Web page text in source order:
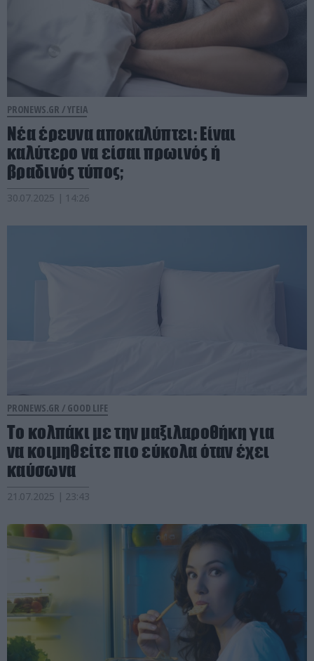
PRONEWS.GR /ΥΓΕΙΑ
Νέα έρευνα αποκαλύπτει: Είναι
καλύτερο να είσαι πρωινός ή
βραδινός τύπος;
30.07.2025 | 14:26
PRONEWS.GR / GOOD LIFE
Το κολπάκι με την μαξιλαροθήκη για
να κοιμηθείτε πιο εύκολα όταν έχει
καύσωνα
21.07.2025 | 23:43